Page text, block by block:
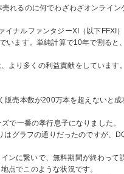
れるのに何でわざわざオンライン
ナルファンタジーXI（以下FFXI
います。単純計算で10年で割ると
より多くの利益貢献をしています。
売本数が200万本を超えないと
で一番の孝行息子になりました。
グラフの通りだったのですが、
ンに繋いで、無料期間が終わって
点でこのような状況です。